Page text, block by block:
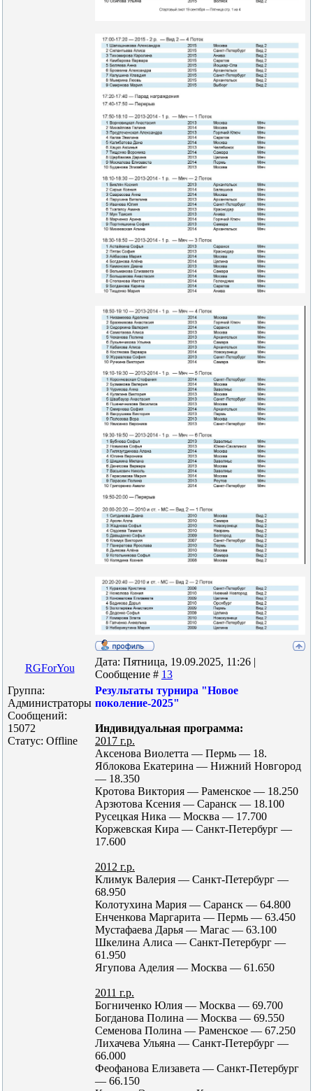
RGForYou
Дата: Пятница, 19.09.2025, 11:26 |
Сообщение # 13
Группа:
Администраторы
Сообщений:
15072
Статус: Offline
Результаты турнира "Новое
поколение-2025"
Индивидуальная программа:
2017 г.р.
Аксенова Виолетта — Пермь — 18.
Яблокова Екатерина — Нижний Новгород
— 18.350
Кротова Виктория — Раменское — 18.250
Арзютова Ксения — Саранск — 18.100
Русецкая Ника — Москва — 17.700
Коржевская Кира — Санкт-Петербург —
17.600
2012 г.р.
Климук Валерия — Санкт-Петербург —
68.950
Колотухина Мария — Саранск — 64.800
Енченкова Маргарита — Пермь — 63.450
Мустафаева Дарья — Магас — 63.100
Шкелина Алиса — Санкт-Петербург —
61.950
Ягупова Аделия — Москва — 61.650
2011 г.р.
Богниченко Юлия — Москва — 69.700
Богданова Полина — Москва — 69.550
Семенова Полина — Раменское — 67.250
Лихачева Ульяна — Санкт-Петербург —
66.000
Феофанова Елизавета — Санкт-Петербург
— 66.150